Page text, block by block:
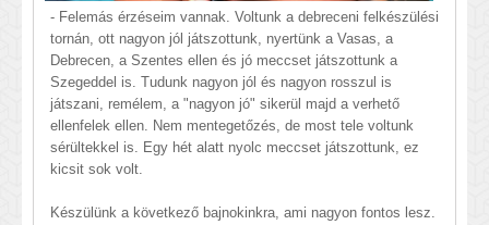
- Felemás érzéseim vannak. Voltunk a debreceni felkészülési
tornán, ott nagyon jól játszottunk, nyertünk a Vasas, a
Debrecen, a Szentes ellen és jó meccset játszottunk a
Szegeddel is. Tudunk nagyon jól és nagyon rosszul is
játszani, remélem, a "nagyon jó" sikerül majd a verhető
ellenfelek ellen. Nem mentegetőzés, de most tele voltunk
sérültekkel is. Egy hét alatt nyolc meccset játszottunk, ez
kicsit sok volt.
Készülünk a következő bajnokinkra, ami nagyon fontos lesz.